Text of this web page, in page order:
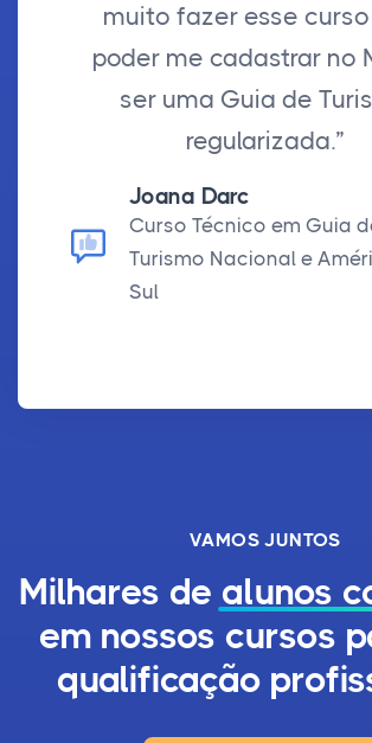
muito fazer esse
poder me cadastrar no
ser uma Guia de
regularizada.”
Joana Darc
Curso Técnico em Guia
Turismo Nacional e
Sul
VAMOS JUNTOS
Milhares de alunos
em nossos cursos
qualificação